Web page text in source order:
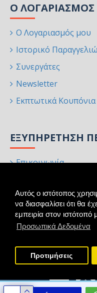
Αυτός ο ιστότοπος
να διασφαλίσει ότι θα
εμπειρία στον ιστότοπό
Προσωπικά Δεδομένα
Προτιμήσεις
Ο
Ο Λογαριασμός μου
Ιστορικό
Συνεργάτες
Newsletter
Εκπτωτικά Κουπόνια
ΕΞΥΠΗΡΈΤΗΣΗ
Επικοινωνία
Χάρτης Ιστότοπου
Κατασκευαστές